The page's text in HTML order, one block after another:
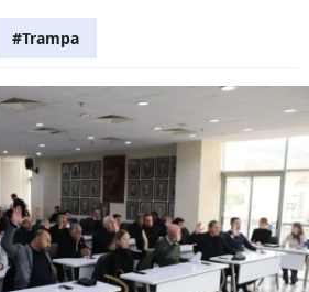
#Trampa